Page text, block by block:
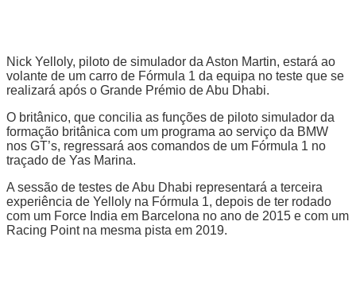
Nick Yelloly, piloto de simulador da Aston Martin, estará ao
volante de um carro de Fórmula 1 da equipa no teste que se
realizará após o Grande Prémio de Abu Dhabi.
O britânico, que concilia as funções de piloto simulador da
formação britânica com um programa ao serviço da BMW
nos GT’s, regressará aos comandos de um Fórmula 1 no
traçado de Yas Marina.
A sessão de testes de Abu Dhabi representará a terceira
experiência de Yelloly na Fórmula 1, depois de ter rodado
com um Force India em Barcelona no ano de 2015 e com um
Racing Point na mesma pista em 2019.